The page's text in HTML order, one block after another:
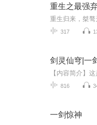
重生之最强
317
816
一剑惊神